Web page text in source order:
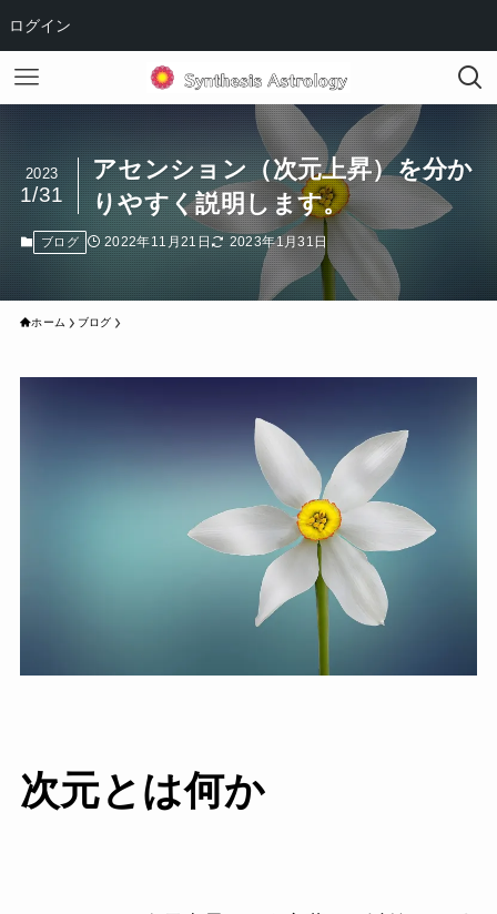
ログイン
アセンション（次元上昇）を分か
りやすく説明します。
2023
1/31
ブログ 2022年11月21日 2023年1月31日
ホーム ブログ
次元とは何か